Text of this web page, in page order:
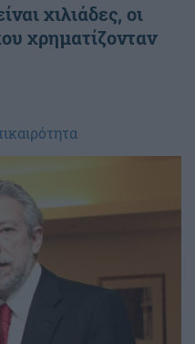
χιλιάδες, οι
χρηματίζονταν